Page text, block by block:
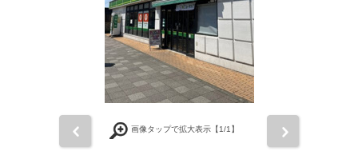
画像タップで拡大表示【1/1】